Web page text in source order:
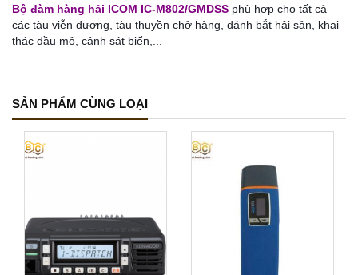
Bộ đàm hàng hải ICOM IC-M802/GMDSS phù hợp cho tất cả
các tàu viễn dương, tàu thuyền chở hàng, đánh bắt hải sản, khai
thác dầu mỏ, cảnh sát biển,...
SẢN PHẨM CÙNG LOẠI